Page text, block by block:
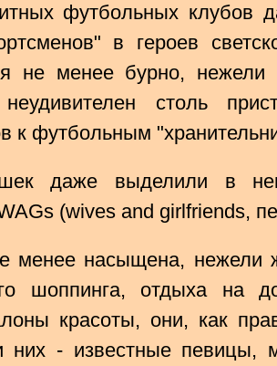
футбольных клубов
в героев
не менее бурно,
столь
к футбольным
даже выделили в
(wives and girlfriends,
менее насыщена, нежели
шоппинга, отдыха на
красоты, они, как
них - известные певицы,